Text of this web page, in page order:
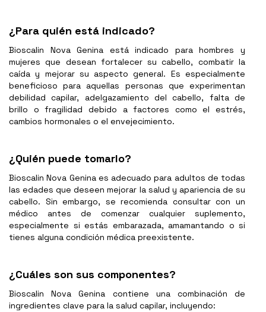
¿Para quién está indicado?
Bioscalin Nova Genina está indicado para hombres y
mujeres que desean fortalecer su cabello, combatir la
caída y mejorar su aspecto general. Es especialmente
beneficioso para aquellas personas que experimentan
debilidad capilar, adelgazamiento del cabello, falta de
brillo o fragilidad debido a factores como el estrés,
cambios hormonales o el envejecimiento.
¿Quién puede tomarlo?
Bioscalin Nova Genina es adecuado para adultos de todas
las edades que deseen mejorar la salud y apariencia de su
cabello. Sin embargo, se recomienda consultar con un
médico antes de comenzar cualquier suplemento,
especialmente si estás embarazada, amamantando o si
tienes alguna condición médica preexistente.
¿Cuáles son sus componentes?
Bioscalin Nova Genina contiene una combinación de
ingredientes clave para la salud capilar, incluyendo: